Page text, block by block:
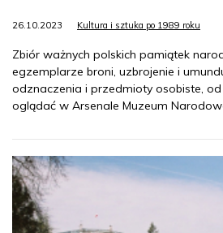
26.10.2023 Kultura i sztuka po 1989 roku
Zbiór ważnych polskich pamiątek
egzemplarze broni, uzbrojenie i
odznaczenia i przedmioty osobiste,
oglądać w Arsenale Muzeum